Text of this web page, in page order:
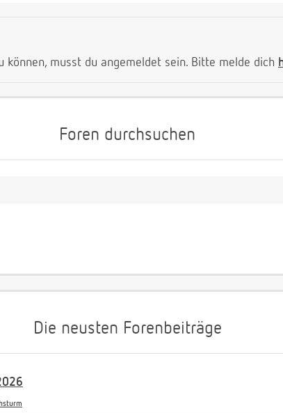
musst du angemeldet sein. Bitte melde dich
Foren durchsuchen
Die neusten Forenbeiträge